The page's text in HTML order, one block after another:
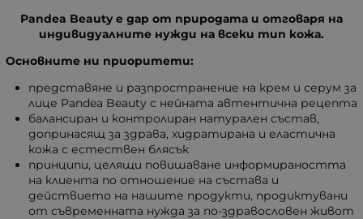
Pandea Beauty е дар от природата и отговаря на
индивидуалните нужди на всеки тип кожа.
Основните ни приоритети:
представяне и разпространение на крем и серум за
лице Pandea Beauty с нейната автентична рецепта
балансиран и контролиран натурален състав,
допринасящ за здрава, хидратирана и еластична
кожа с естествен блясък
принципи, целящи повишаване информираността
на клиента по отношение на състава и
действието на нашите продукти, продиктувани
от съвременната нужда за по-здравословен живот